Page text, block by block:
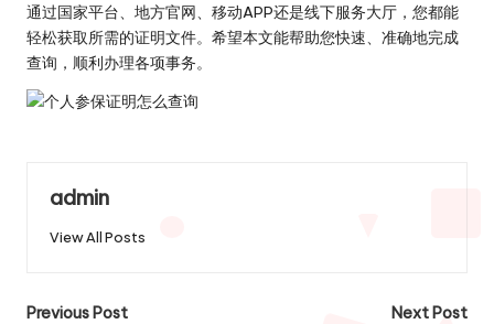
通过国家平台、地方官网、移动APP还是线下服务大厅，您都能
轻松获取所需的证明文件。希望本文能帮助您快速、准确地完成
查询，顺利办理各项事务。
admin
View All Posts
Previous Post Next Post